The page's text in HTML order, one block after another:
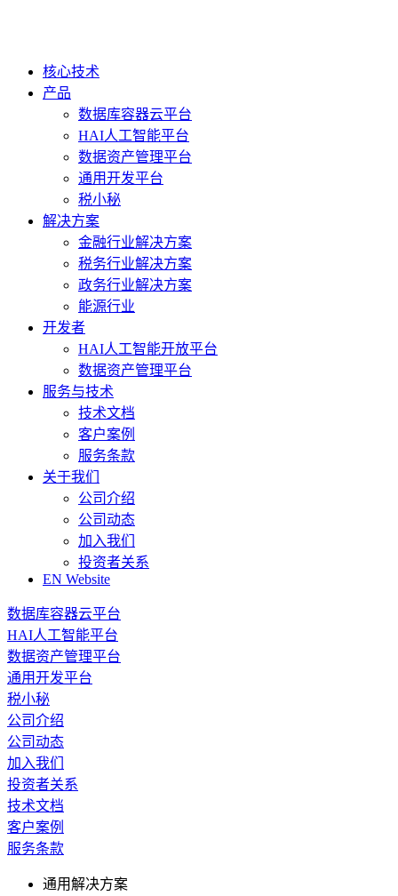
核心技术
产品
数据库容器云平台
HAI人工智能平台
数据资产管理平台
通用开发平台
税小秘
解决方案
金融行业解决方案
税务行业解决方案
政务行业解决方案
能源行业
开发者
HAI人工智能开放平台
数据资产管理平台
服务与技术
技术文档
客户案例
服务条款
关于我们
公司介绍
公司动态
加入我们
投资者关系
EN Website
数据库容器云平台
HAI人工智能平台
数据资产管理平台
通用开发平台
税小秘
公司介绍
公司动态
加入我们
投资者关系
技术文档
客户案例
服务条款
通用解决方案